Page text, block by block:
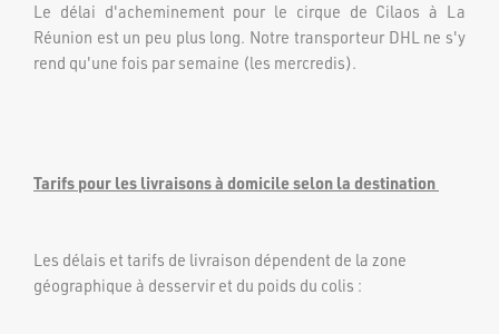
Le délai d'acheminement pour le cirque de Cilaos à La
Réunion est un peu plus long. Notre transporteur DHL ne s'y
rend qu'une fois par semaine (les mercredis).
Tarifs pour les livraisons à domicile selon la destination
Les délais et tarifs de livraison dépendent de la zone
géographique à desservir et du poids du colis :